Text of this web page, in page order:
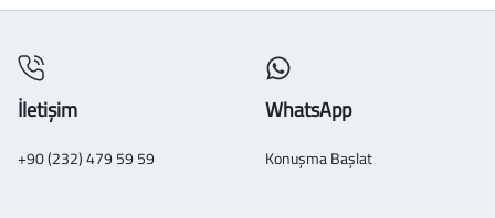
İletişim
+90 (232) 479 59 59
WhatsApp
Konuşma Başlat